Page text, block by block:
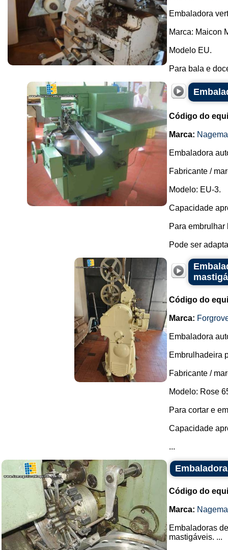
Embaladora
Marca: Maicon
Modelo EU.
Para bala e
Código do
Marca: Nagema
Embaladora
Fabricante /
Modelo: EU-3.
Capacidade
Para embrulhar
Pode ser
Código do
Marca:
Embaladora
Embrulhadeira
Fabricante /
Modelo: Rose
Para cortar e
Capacidade
...
Código do
Marca: Nagema
Embaladoras
mastigáveis. ...